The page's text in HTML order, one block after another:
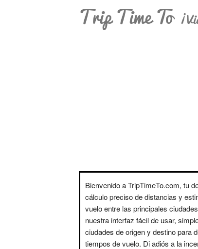
Trip Time To
Bienvenido a TripTimeTo.com, tu
cálculo preciso de distancias y
vuelo entre las principales
nuestra interfaz fácil de usar,
ciudades de origen y destino para
tiempos de vuelo. Di adiós a la